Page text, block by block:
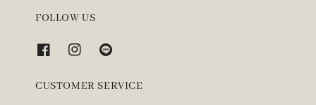
FOLLOW US
CUSTOMER SERVICE